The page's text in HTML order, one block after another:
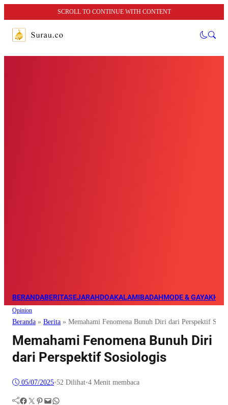
SCROLL TO CONTINUE WITH CONTENT
BERANDABERITASEJARAHDOAKALAMIBADAHMODE & GAYA
Opinion
Beranda » Berita » Memahami Fenomena Bunuh Diri dari Perspektif
Memahami Fenomena Bunuh Diri
dari Perspektif Sosiologis
05/07/2025•52 Dilihat•4 Menit membaca
Facebook Twitter Pinterest Mail WhatsApp